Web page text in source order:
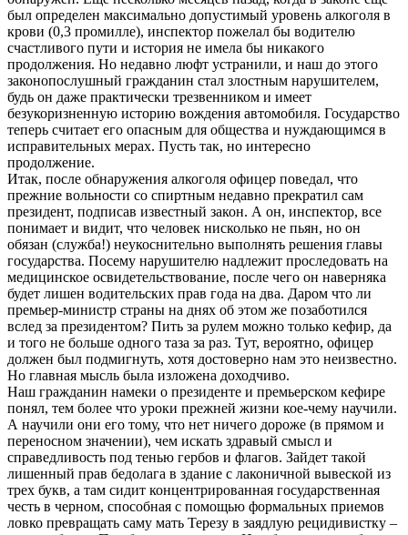
был определен максимально допустимый уровень алкоголя в
крови (0,3 промилле), инспектор пожелал бы водителю
счастливого пути и история не имела бы никакого
продолжения. Но недавно люфт устранили, и наш до этого
законопослушный гражданин стал злостным нарушителем,
будь он даже практически трезвенником и имеет
безукоризненную историю вождения автомобиля. Государство
теперь считает его опасным для общества и нуждающимся в
исправительных мерах. Пусть так, но интересно
продолжение.
Итак, после обнаружения алкоголя офицер поведал, что
прежние вольности со спиртным недавно прекратил сам
президент, подписав известный закон. А он, инспектор, все
понимает и видит, что человек нисколько не пьян, но он
обязан (служба!) неукоснительно выполнять решения главы
государства. Посему нарушителю надлежит проследовать на
медицинское освидетельствование, после чего он наверняка
будет лишен водительских прав года на два. Даром что ли
премьер-министр страны на днях об этом же позаботился
вслед за президентом? Пить за рулем можно только кефир, да
и того не больше одного таза за раз. Тут, вероятно, офицер
должен был подмигнуть, хотя достоверно нам это неизвестно.
Но главная мысль была изложена доходчиво.
Наш гражданин намеки о президенте и премьерском кефире
понял, тем более что уроки прежней жизни кое-чему научили.
А научили они его тому, что нет ничего дороже (в прямом и
переносном значении), чем искать здравый смысл и
справедливость под тенью гербов и флагов. Зайдет такой
лишенный прав бедолага в здание с лаконичной вывеской из
трех букв, а там сидит концентрированная государственная
честь в черном, способная с помощью формальных приемов
ловко превращать саму мать Терезу в заядлую рецидивистку –